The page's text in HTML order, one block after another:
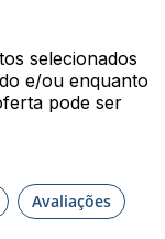
selecionados
e/ou enquanto
pode ser
Avaliações